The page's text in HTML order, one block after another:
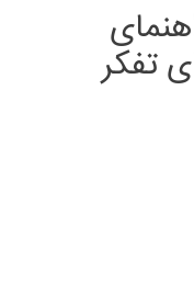
تفکر